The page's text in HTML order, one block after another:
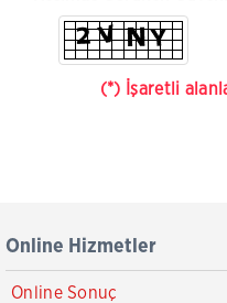
(*) İşaretli
Online Hizmetler
Online Sonuç